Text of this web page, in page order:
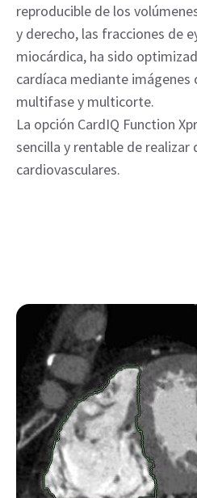
reproducible de los
y derecho, las fracciones de
miocárdica, ha sido
cardíaca mediante imágenes
multifase y multicorte.
La opción CardIQ Function
sencilla y rentable de realizar
cardiovasculares.